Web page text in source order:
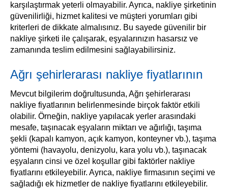
karşılaştırmak yeterli olmayabilir. Ayrıca, nakliye şirketinin
güvenilirliği, hizmet kalitesi ve müşteri yorumları gibi
kriterleri de dikkate almalısınız. Bu sayede güvenilir bir
nakliye şirketi ile çalışarak, eşyalarınızın hasarsız ve
zamanında teslim edilmesini sağlayabilirsiniz.
Ağrı şehirlerarası nakliye fiyatlarının
Mevcut bilgilerim doğrultusunda, Ağrı şehirlerarası
nakliye fiyatlarının belirlenmesinde birçok faktör etkili
olabilir. Örneğin, nakliye yapılacak yerler arasındaki
mesafe, taşınacak eşyaların miktarı ve ağırlığı, taşıma
şekli (kapalı kamyon, açık kamyon, konteyner vb.), taşıma
yöntemi (havayolu, denizyolu, kara yolu vb.), taşınacak
eşyaların cinsi ve özel koşullar gibi faktörler nakliye
fiyatlarını etkileyebilir. Ayrıca, nakliye firmasının seçimi ve
sağladığı ek hizmetler de nakliye fiyatlarını etkileyebilir.